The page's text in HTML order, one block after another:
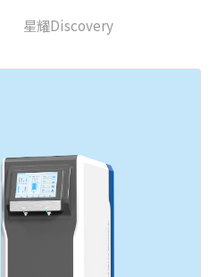
星耀Discovery